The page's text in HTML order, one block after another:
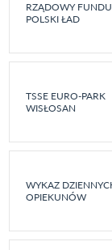
RZĄDOWY
POLSKI ŁAD
TSSE EURO-PARK
WISŁOSAN
WYKAZ
OPIEKUNÓW